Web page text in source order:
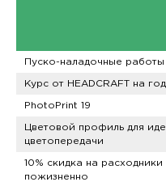
Пуско-наладочные работы
Курс от HEADCRAFT на год
PhotoPrint 19
Цветовой профиль для
цветопередачи
10% скидка на расходники
пожизненно